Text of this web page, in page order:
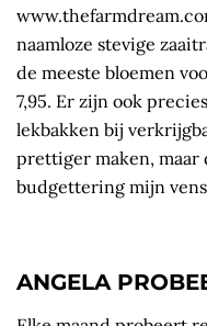
naamloze stevige
de meeste bloemen
7,95. Er zijn ook
lekbakken bij
prettiger maken, maar
budgettering mijn
ANGELA